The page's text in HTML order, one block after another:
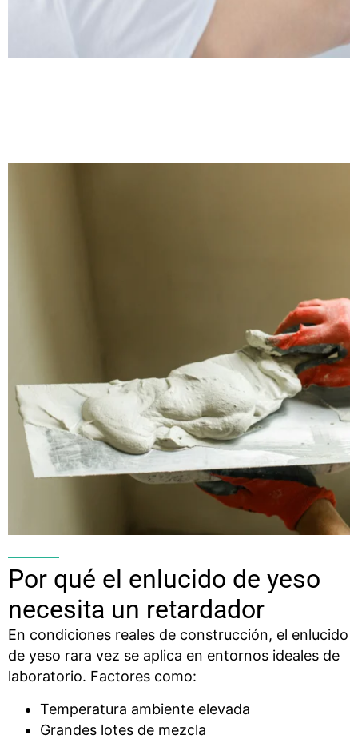
Por qué el enlucido de yeso
necesita un retardador
En condiciones reales de construcción, el enlucido
de yeso rara vez se aplica en entornos ideales de
laboratorio. Factores como:
Temperatura ambiente elevada
Grandes lotes de mezcla